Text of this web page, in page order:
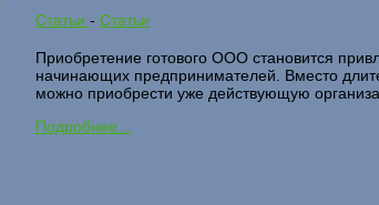
Статьи - Статьи
Приобретение готового ООО становится
начинающих предпринимателей. Вместо
можно приобрести уже действующую
Подробнее...